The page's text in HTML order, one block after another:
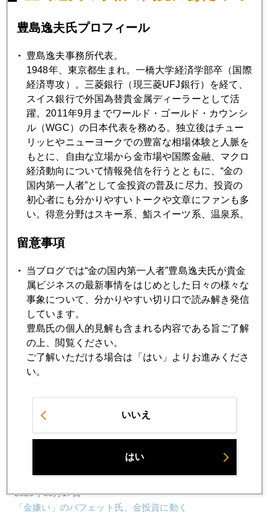
2020年08月27日
ジャクソンホール、日銀の「体験談」にも注目
2020年08月26日
日本株高、日銀買いが下支えの官製相場
2020年08月25日
金、吹き値売り
2020年08月24日
2020年08月21日
金市場、潮目の変化の兆し
2020年08月20日
金、再暴落
金価格は「日銀の通信簿」
2020年08月18日
バフェット効果、金２０００ドル再接近
2020年08月17日
「金嫌い」のバフェット氏、金投資に動く
豊島逸夫氏プロフィール
豊島逸夫事務所代表。
1948年、東京都生まれ。一橋大学経済学部卒（国際
経済専攻）。三菱銀行（現三菱UFJ銀行）を経て、
スイス銀行で外国為替貴金属ディーラーとして活
躍。2011年9月までワールド・ゴールド・カウンシ
ル（WGC）の日本代表を務める。独立後はチュー
リッヒやニューヨークでの豊富な相場体験と人脈を
もとに、自由な立場から金市場や国際金融、マクロ
経済動向について情報発信を行うとともに、“金の
国内第一人者”として金投資の普及に尽力。投資の
初心者にも分かりやすいトークや文章にファンも多
い。得意分野はスキー系、鮨スイーツ系、温泉系。
留意事項
当ブログでは“金の国内第一人者”豊島逸夫氏が貴金
属ビジネスの最新事情をはじめとした日々の様々な
事象について、分かりやすい切り口で読み解き発信
しています。
豊島氏の個人的見解も含まれる内容である旨ご了解
の上、閲覧ください。
ご了解いただける場合は「はい」よりお進みくださ
い。
いいえ
はい